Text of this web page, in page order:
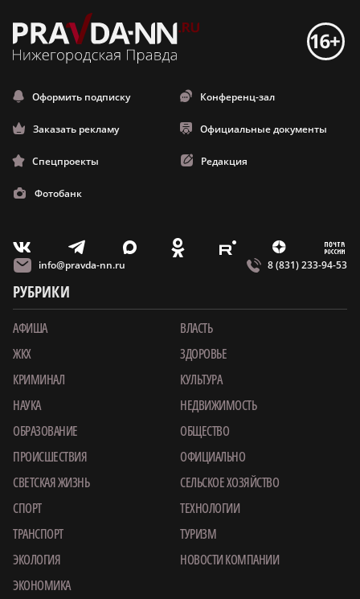
Оформить подписку Конференц-зал
Заказать рекламу Официальные документы
Спецпроекты Редакция
Фотобанк
V T X O E Z m
info@pravda-nn.ru 8 (831) 233-94-53
РУБРИКИ
АФИША
ВЛАСТЬ
ЖКХ
ЗДОРОВЬЕ
КРИМИНАЛ
КУЛЬТУРА
НАУКА
НЕДВИЖИМОСТЬ
ОБРАЗОВАНИЕ
ОБЩЕСТВО
ПРОИСШЕСТВИЯ
ОФИЦИАЛЬНО
СВЕТСКАЯ ЖИЗНЬ
СЕЛЬСКОЕ ХОЗЯЙСТВО
СПОРТ
ТЕХНОЛОГИИ
ТРАНСПОРТ
ТУРИЗМ
ЭКОЛОГИЯ
НОВОСТИ КОМПАНИИ
ЭКОНОМИКА